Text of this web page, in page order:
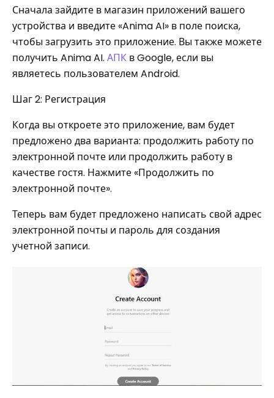
Сначала зайдите в магазин приложений вашего
устройства и введите «Anima AI» в поле поиска,
чтобы загрузить это приложение. Вы также можете
получить Anima AI. АПК в Google, если вы
являетесь пользователем Android.
Шаг 2: Регистрация
Когда вы откроете это приложение, вам будет
предложено два варианта: продолжить работу по
электронной почте или продолжить работу в
качестве гостя. Нажмите «Продолжить по
электронной почте».
Теперь вам будет предложено написать свой адрес
электронной почты и пароль для создания
учетной записи.